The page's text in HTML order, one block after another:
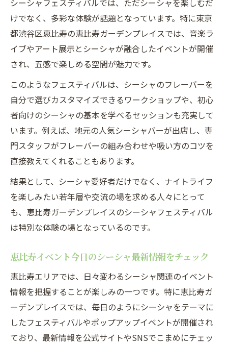
シーシャフェスティバルでは、ただシーシャを楽しむだ
けでなく、多彩な体験が話題となっています。特に東京
都渋谷区恵比寿の恵比寿ガーデンプレイスでは、音楽ラ
イブやアート展示とシーシャが融合したイベントが開催
され、五感で楽しめる空間が魅力です。
このようなフェスティバルは、シーシャのフレーバーを
自分で選びカスタマイズできるワークショップや、初心
者向けのシーシャの基本を学べるセッションも充実して
います。例えば、地元の人気シーシャバーが出店し、専
門スタッフがフレーバーの組み合わせや吸い方のコツを
直接教えてくれることもあります。
結果として、シーシャ愛好者だけでなく、ナイトライフ
を楽しみたい若年層や交流の場を求める人々にとって
も、恵比寿ガーデンプレイスのシーシャフェスティバル
は特別な体験の場となっているのです。
恵比寿イベント今日のシーシャ最新情報をチェック
恵比寿エリアでは、日々変わるシーシャ関連のイベント
情報を把握することが楽しみの一つです。特に恵比寿ガ
ーデンプレイスでは、毎日のようにシーシャをテーマに
したフェスティバルやポップアップイベントが開催され
ており、最新情報を公式サイトやSNSでこまめにチェッ